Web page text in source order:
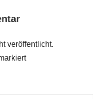
veröffentlicht.